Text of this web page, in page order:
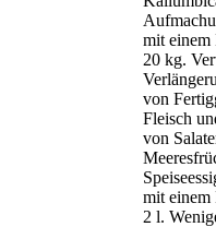
mit einem
20 kg.
von
Fleisch
von
mit einem
2 l.